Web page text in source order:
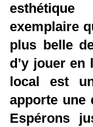
exemplaire
plus belle
d’y jouer
local est
apporte une
Espérons